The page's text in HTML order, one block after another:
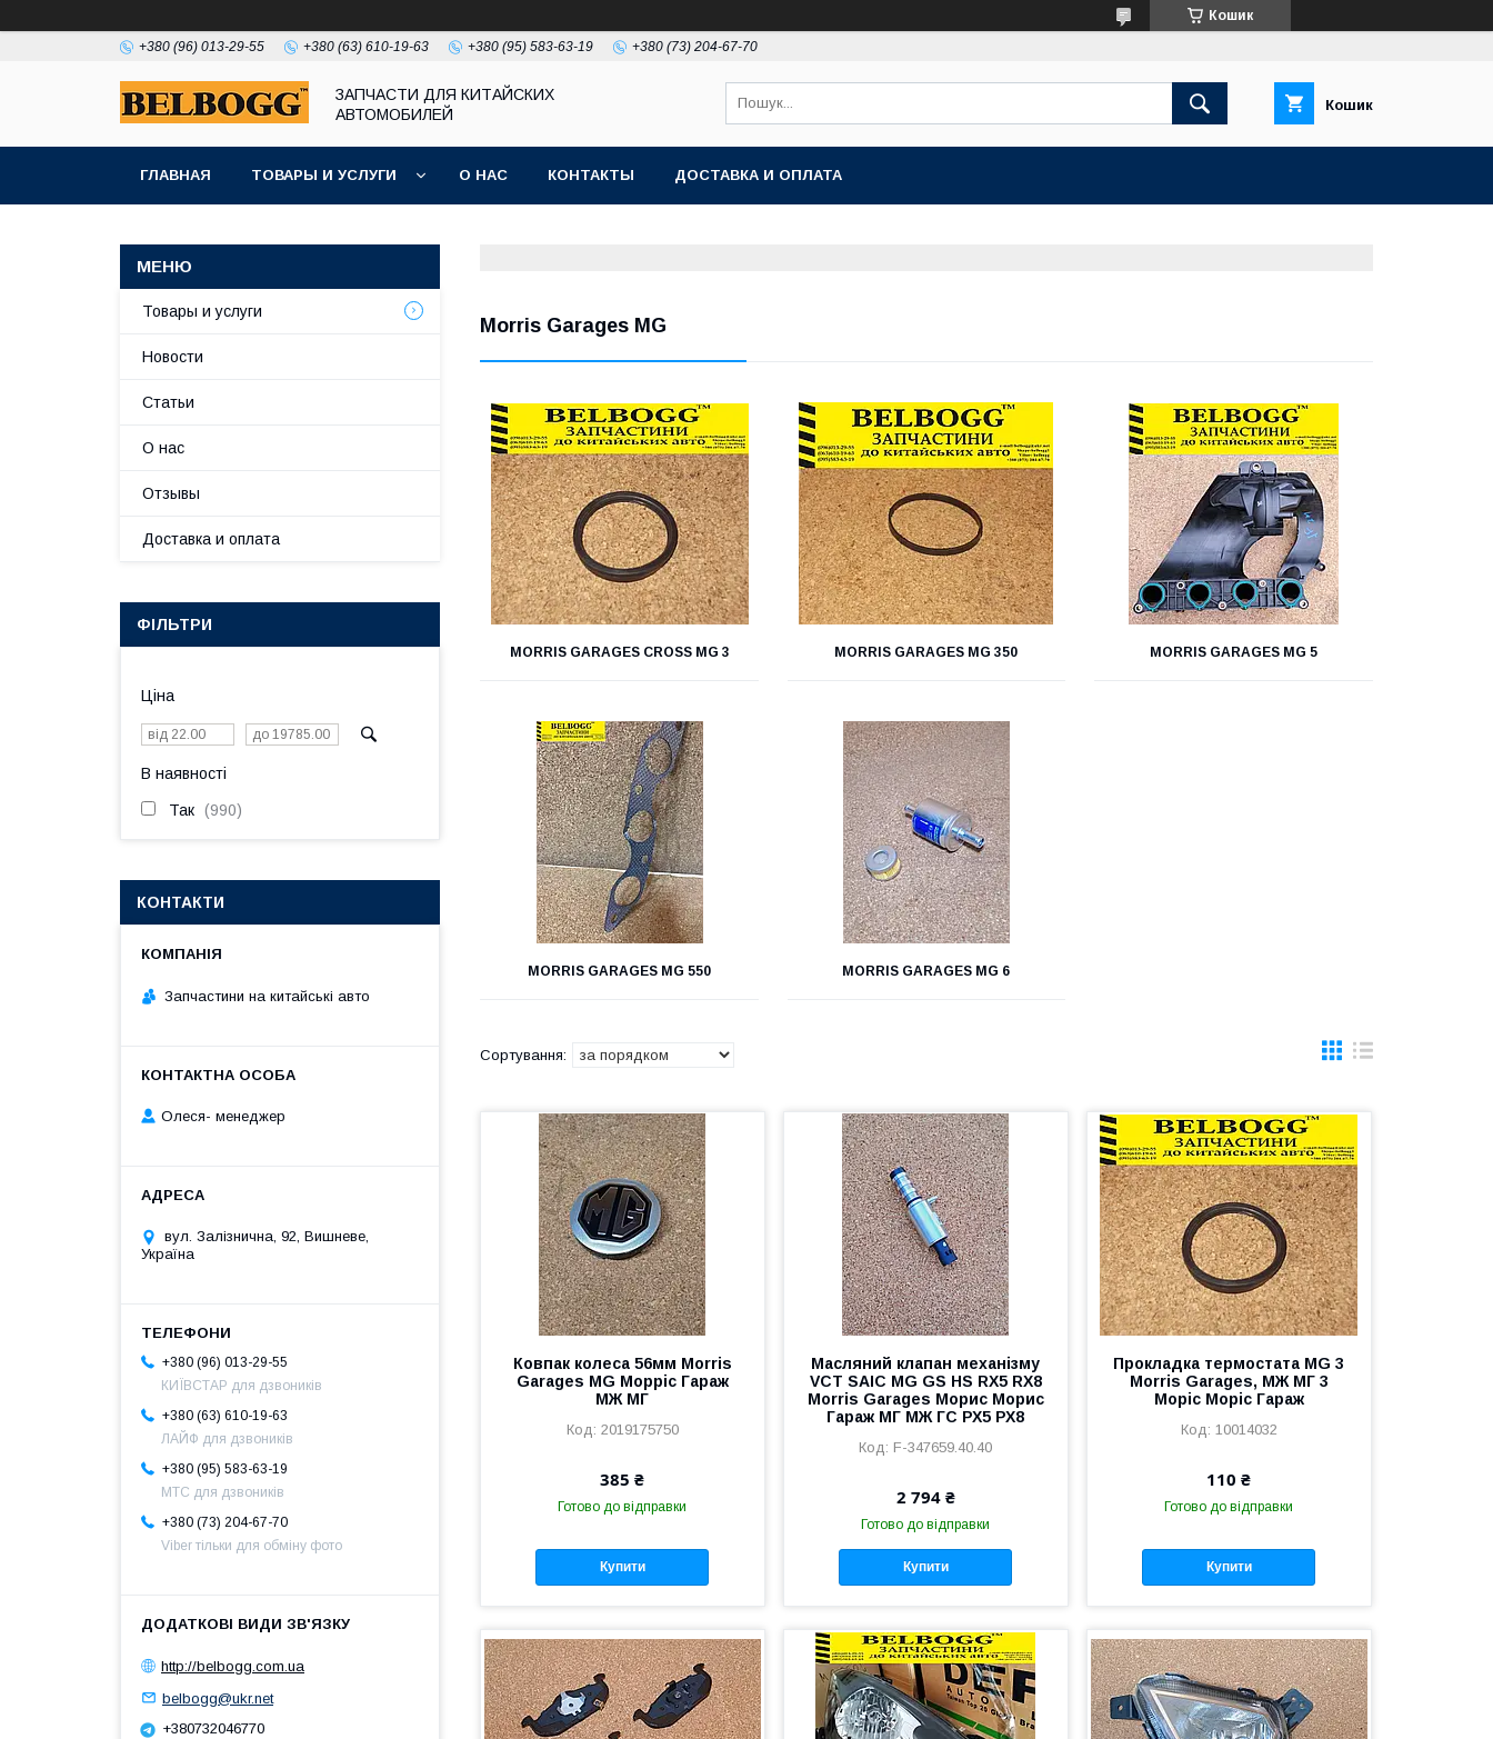
Кошик
+380 (96) 013-29-55 +380 (63) 610-19-63 +380 (95) 583-63-19 +380 (73) 204-67-70
ЗАПЧАСТИ ДЛЯ КИТАЙСКИХ
АВТОМОБИЛЕЙ
Кошик
ГЛАВНАЯ ТОВАРЫ И УСЛУГИ О НАС КОНТАКТЫ ДОСТАВКА И ОПЛАТА
Morris Garages MG
MORRIS GARAGES CROSS MG 3 MORRIS GARAGES MG 350 MORRIS GARAGES MG 5
MORRIS GARAGES MG 550 MORRIS GARAGES MG 6
Ковпак колеса 56мм Morris
Garages MG Морріс Гараж
МЖ МГ
2019175750
385 ₴
Готово до відправки
Купити
Масляний клапан механізму
VCT SAIC MG GS HS RX5 RX8
Morris Garages Морис Морис
Гараж МГ МЖ ГС РХ5 РХ8
F-347659.40.40
2 794 ₴
Готово до відправки
Купити
Прокладка термостата MG 3
Morris Garages, МЖ МГ 3
Моріс Моріс Гараж
10014032
110 ₴
Готово до відправки
Купити
Товары и услуги
Новости
Статьи
О нас
Отзывы
Доставка и оплата
ФІЛЬТРИ
Ціна
В наявності
Так 990
КОНТАКТИ
Запчастини на китайські авто
Олеся- менеджер
вул. Залізнична, 92, Вишневе,
Україна
+380 (96) 013-29-55
КИЇВСТАР для дзвоників
+380 (63) 610-19-63
ЛАЙФ для дзвоників
+380 (95) 583-63-19
МТС для дзвоників
+380 (73) 204-67-70
Viber тільки для обміну фото
http://belbogg.com.ua
belbogg@ukr.net
+380732046770